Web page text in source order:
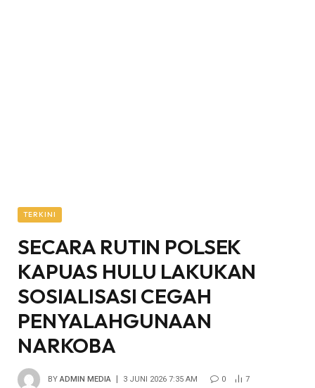
TERKINI
SECARA RUTIN POLSEK
KAPUAS HULU LAKUKAN
SOSIALISASI CEGAH
PENYALAHGUNAAN
NARKOBA
BY ADMIN MEDIA 3 JUNI 2026 7:35 AM 0 7